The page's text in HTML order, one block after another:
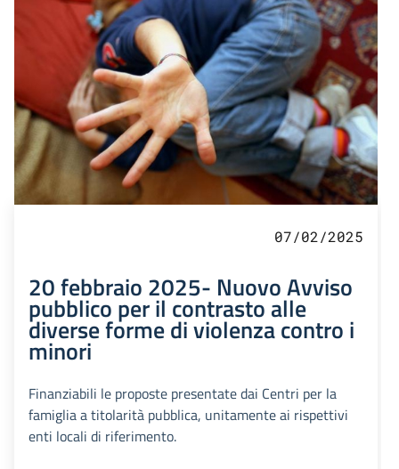
07/02/2025
20 febbraio 2025- Nuovo Avviso
pubblico per il contrasto alle
diverse forme di violenza contro i
minori
Finanziabili le proposte presentate dai Centri per la
famiglia a titolarità pubblica, unitamente ai rispettivi
enti locali di riferimento.